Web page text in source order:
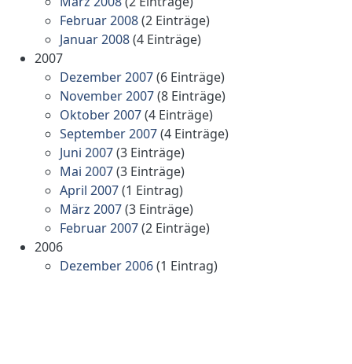
Februar 2008(2 Einträge)
Januar 2008(4 Einträge)
2007
Dezember 2007(6 Einträge)
November 2007(8 Einträge)
Oktober 2007(4 Einträge)
September 2007(4 Einträge)
Juni 2007(3 Einträge)
Mai 2007(3 Einträge)
April 2007(1 Eintrag)
März 2007(3 Einträge)
Februar 2007(2 Einträge)
2006
Dezember 2006(1 Eintrag)